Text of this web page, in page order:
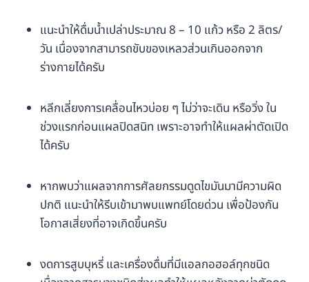
แนะนำให้ดื่มน้ำเปล่าประมาณ 8 – 10 แก้ว หรือ 2 ลิตร/
วัน เนื่องจากสามารถขับของเหลวส่วนเกินออกจาก
ร่างกายได้ครับ
หลีกเลี่ยงการเคลื่อนไหวบ่อย ๆ ไม่ว่าจะเดิน หรือวิ่ง ใน
ช่วงแรกก่อนแผลปิดสนิท เพราะอาจทำให้แผลผ่าตัดเปิด
ได้ครับ
หากพบว่าแผลจากการศัลยกรรมดูดไขมันมามีความผิด
ปกติ แนะนำให้รีบเข้ามาพบแพทย์โดยด่วน เพื่อป้องกัน
โอกาสเสี่ยงที่อาจเกิดขึ้นครับ
งดการสูบบุหรี่ และเครื่องดื่มที่มีแอลกอฮอล์ทุกชนิด